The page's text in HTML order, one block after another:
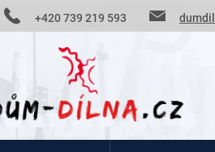
+420 739 219 593